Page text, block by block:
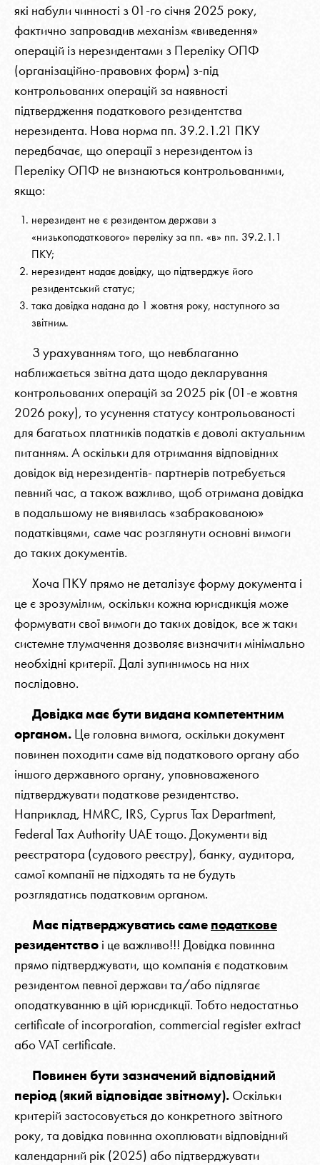
які набули чинності з 01-го січня 2025 року,
фактично запровадив механізм «виведення»
операцій із нерезидентами з Переліку ОПФ
(організаційно-правових форм) з-під
контрольованих операцій за наявності
підтвердження податкового резидентства
нерезидента. Нова норма пп. 39.2.1.21 ПКУ
передбачає, що операції з нерезидентом із
Переліку ОПФ не визнаються контрольованими,
якщо:
нерезидент не є резидентом держави з
«низькоподаткового» переліку за пп. «в» пп. 39.2.1.1
ПКУ;
нерезидент надає довідку, що підтверджує його
резидентський статус;
така довідка надана до 1 жовтня року, наступного за
звітним.
З урахуванням того, що невблаганно
наближається звітна дата щодо декларування
контрольованих операцій за 2025 рік (01-е жовтня
2026 року), то усунення статусу контрольованості
для багатьох платників податків є доволі актуальним
питанням. А оскільки для отримання відповідних
довідок від нерезидентів- партнерів потребується
певний час, а також важливо, щоб отримана довідка
в подальшому не виявилась «забракованою»
податківцями, саме час розглянути основні вимоги
до таких документів.
Хоча ПКУ прямо не деталізує форму документа і
це є зрозумілим, оскільки кожна юрисдикція може
формувати свої вимоги до таких довідок, все ж таки
системне тлумачення дозволяє визначити мінімально
необхідні критерії. Далі зупинимось на них
послідовно.
Довідка має бути видана компетентним
органом. Це головна вимога, оскільки документ
повинен походити саме від податкового органу або
іншого державного органу, уповноваженого
підтверджувати податкове резидентство.
Наприклад, HMRC, IRS, Cyprus Tax Department,
Federal Tax Authority UAE тощо. Документи від
реєстратора (судового реєстру), банку, аудитора,
самої компанії не підходять та не будуть
розглядатись податковим органом.
Має підтверджуватись саме податкове
резидентство і це важливо!!! Довідка повинна
прямо підтверджувати, що компанія є податковим
резидентом певної держави та/або підлягає
оподаткуванню в цій юрисдикції. Тобто недостатньо
certificate of incorporation, commercial register extract
або VAT certificate.
Повинен бути зазначений відповідний
період (який відповідає звітному). Оскільки
критерій застосовується до конкретного звітного
року, та довідка повинна охоплювати відповідний
календарний рік (2025) або підтверджувати